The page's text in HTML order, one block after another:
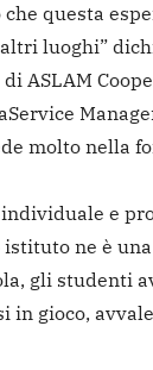
questa
luoghi”
ASLAM
molto nella
e
ne è
gli studenti
in gioco,